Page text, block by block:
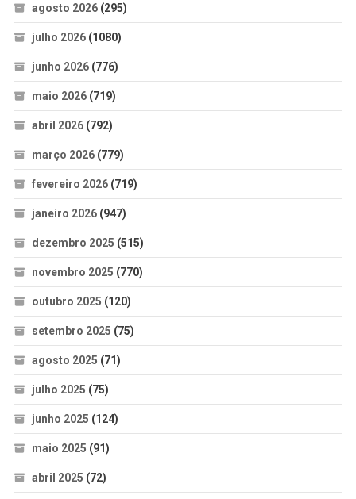
agosto 2026(295)
julho 2026(1080)
junho 2026(776)
maio 2026(719)
abril 2026(792)
março 2026(779)
fevereiro 2026(719)
janeiro 2026(947)
dezembro 2025 (515)
novembro 2025 (770)
outubro 2025 (120)
setembro 2025 (75)
agosto 2025 (71)
julho 2025 (75)
junho 2025 (124)
maio 2025 (91)
abril 2025 (72)